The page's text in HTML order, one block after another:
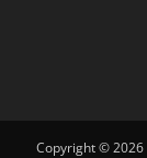
Copyright © 2026